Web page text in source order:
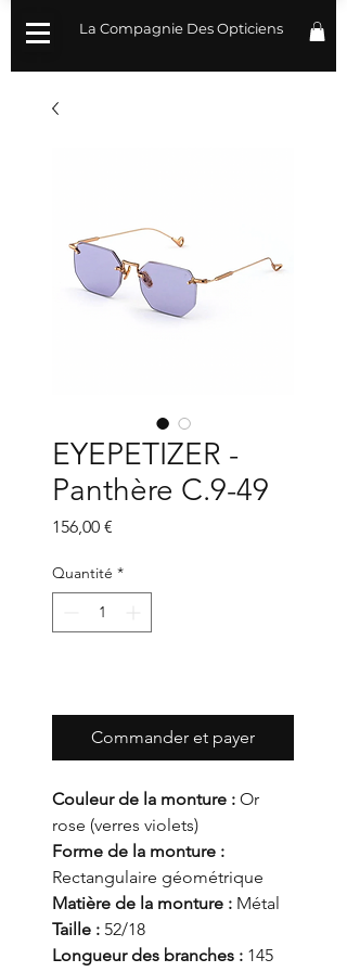
La Compagnie Des Opticiens
EYEPETIZER -
Panthère C.9-49
156,00 €
Quantité *
Commander et payer
Couleur de la monture : Or
rose (verres violets)
Forme de la monture :
Rectangulaire géométrique
Matière de la monture : Métal
Taille : 52/18
Longueur des branches : 145